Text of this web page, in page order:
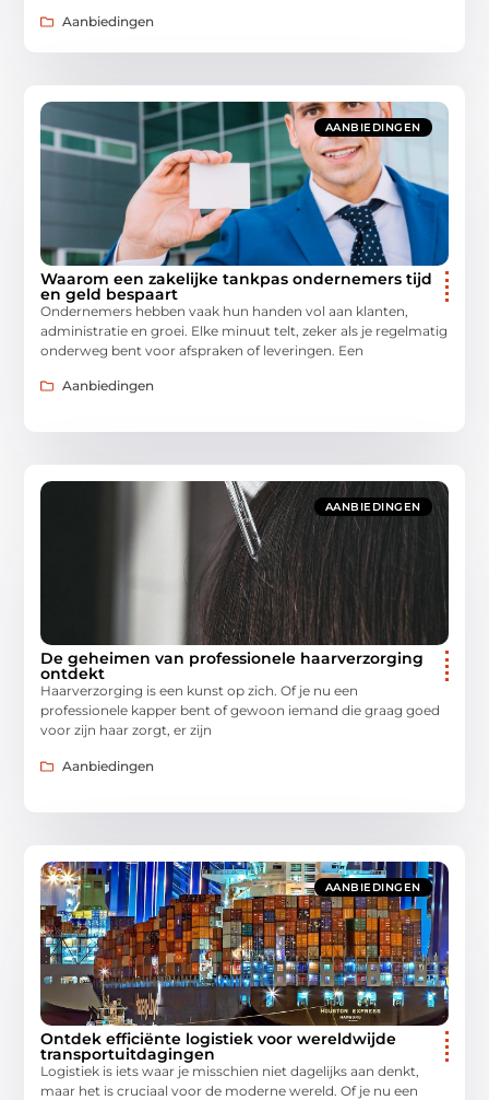
Aanbiedingen
AANBIEDINGEN
Waarom een zakelijke tankpas ondernemers tijd
en geld bespaart
Ondernemers hebben vaak hun handen vol aan klanten,
administratie en groei. Elke minuut telt, zeker als je regelmatig
onderweg bent voor afspraken of leveringen. Een
Aanbiedingen
AANBIEDINGEN
De geheimen van professionele haarverzorging
ontdekt
Haarverzorging is een kunst op zich. Of je nu een
professionele kapper bent of gewoon iemand die graag goed
voor zijn haar zorgt, er zijn
Aanbiedingen
AANBIEDINGEN
Ontdek efficiënte logistiek voor wereldwijde
transportuitdagingen
Logistiek is iets waar je misschien niet dagelijks aan denkt,
maar het is cruciaal voor de moderne wereld. Of je nu een